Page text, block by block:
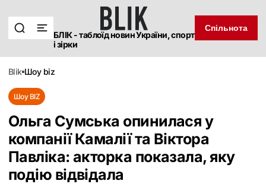
БЛІК - таблоїд новин України, спорт
і зірки
Спільнота
blik шоу biz
Шоу BIZ
Ольга Сумська опинилася у
компанії Камалії та Віктора
Павліка: акторка показала, яку
подію відвідала